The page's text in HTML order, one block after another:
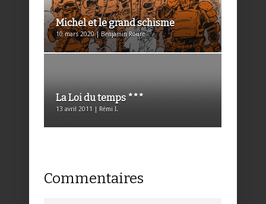
Michel et le grand schisme
10 mars 2020 | Benjamin Roure
La Loi du temps ***
13 avril 2011 | Rémi I.
Commentaires